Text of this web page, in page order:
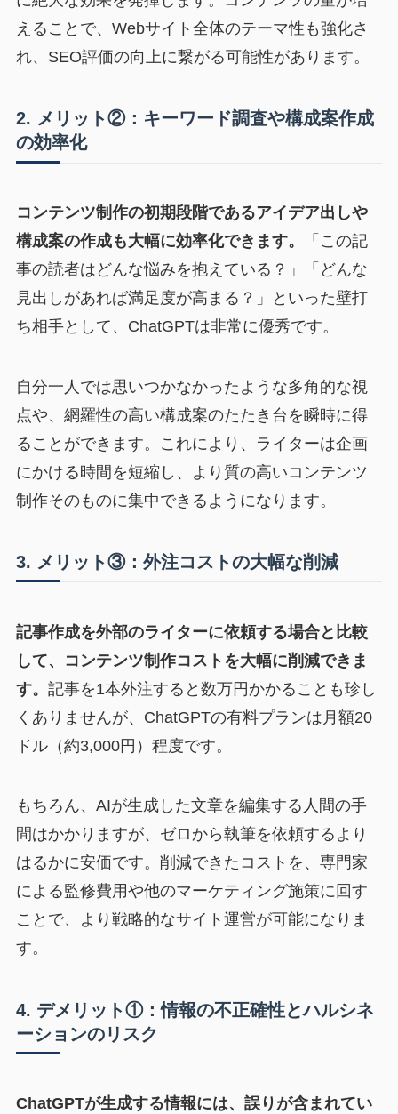
えることで、Webサイト全体のテーマ性も強化さ
れ、SEO評価の向上に繋がる可能性があります。
2. メリット②：キーワード調査や構成案作成
の効率化
コンテンツ制作の初期段階であるアイデア出しや
構成案の作成も大幅に効率化できます。
「この記
事の読者はどんな悩みを抱えている？」「どんな
見出しがあれば満足度が高まる？」といった壁打
ち相手として、ChatGPTは非常に優秀です。
自分一人では思いつかなかったような多角的な視
点や、網羅性の高い構成案のたたき台を瞬時に得
ることができます。これにより、ライターは企画
にかける時間を短縮し、より質の高いコンテンツ
制作そのものに集中できるようになります。
3. メリット③：外注コストの大幅な削減
記事作成を外部のライターに依頼する場合と比較
して、コンテンツ制作コストを大幅に削減できま
す。 記事を1本外注すると数万円かかることも珍し
くありませんが、ChatGPTの有料プランは月額20
ドル（約3,000円）程度です。
もちろん、AIが生成した文章を編集する人間の手
間はかかりますが、ゼロから執筆を依頼するより
はるかに安価です。削減できたコストを、専門家
による監修費用や他のマーケティング施策に回す
ことで、より戦略的なサイト運営が可能になりま
す。
4. デメリット①：情報の不正確性とハルシネ
ーションのリスク
ChatGPTが生成する情報には、誤りが含まれてい